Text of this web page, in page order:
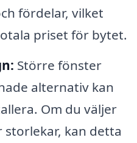
fördelar, vilket
priset för bytet.
Större fönster
alternativ kan
Om du väljer
kan detta